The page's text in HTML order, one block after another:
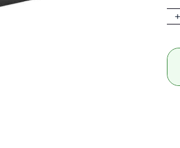
- +